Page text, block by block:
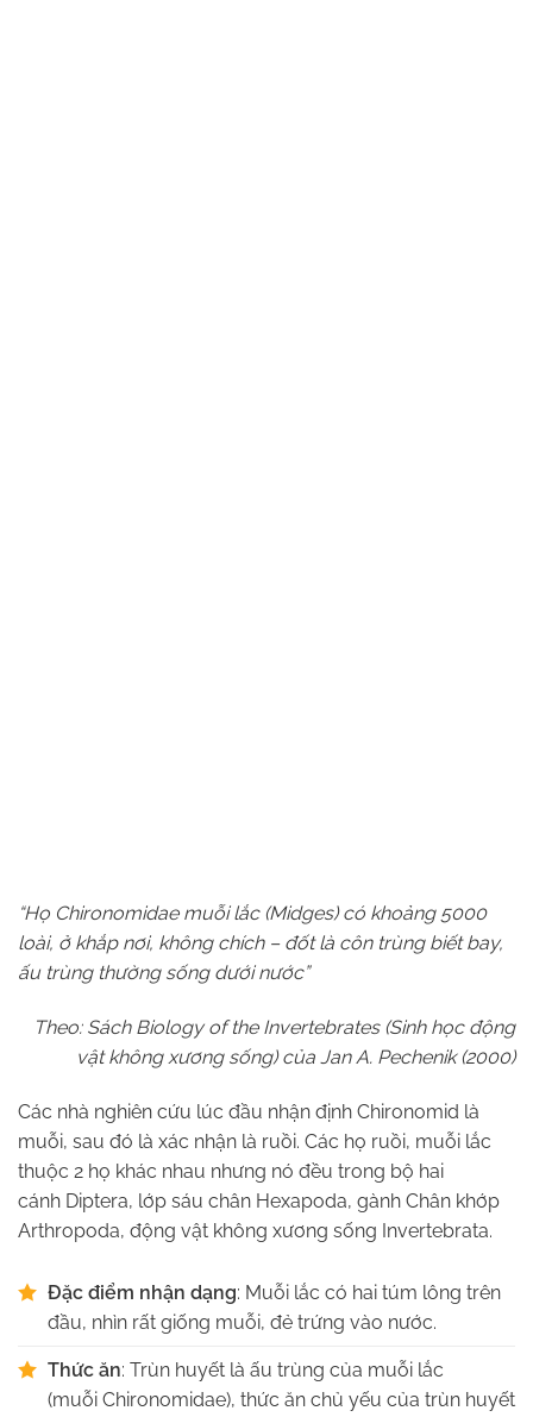
“Họ Chironomidae muỗi lắc (Midges) có khoảng 5000
loài, ở khắp nơi, không chích – đốt là côn trùng biết bay,
ấu trùng thường sống dưới nước”
Theo: Sách Biology of the Invertebrates (Sinh học động
vật không xương sống) của Jan A. Pechenik (2000)
Các nhà nghiên cứu lúc đầu nhận định Chironomid là
muỗi, sau đó là xác nhận là ruồi. Các họ ruồi, muỗi lắc
thuộc 2 họ khác nhau nhưng nó đều trong bộ hai
cánh Diptera, lớp sáu chân Hexapoda, gành Chân khớp
Arthropoda, động vật không xương sống Invertebrata.
Đặc điểm nhận dạng: Muỗi lắc có hai túm lông trên
đầu, nhìn rất giống muỗi, đẻ trứng vào nước.
Thức ăn: Trùn huyết là ấu trùng của muỗi lắc
(muỗi Chironomidae), thức ăn chủ yếu của trùn huyết